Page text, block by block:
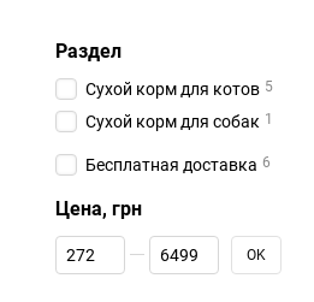
Раздел
Сухой корм для котов 5
Сухой корм для собак 1
Бесплатная доставка 6
Цена, грн
От Цена, грн
До Цена, грн OK